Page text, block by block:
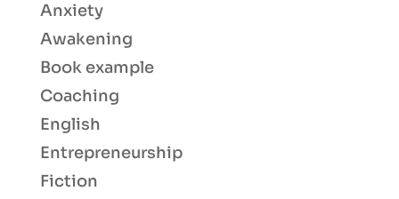
Anxiety
Awakening
Book example
Coaching
English
Entrepreneurship
Fiction